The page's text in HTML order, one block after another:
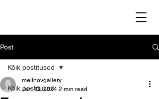
Post
Kõik postitused
Kõik postitused
mellnovgallery
Jan 13, 2024 2 min read